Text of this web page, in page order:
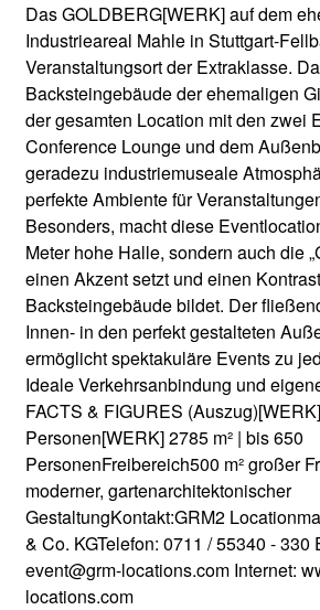
Das GOLDBERG[WERK] auf dem
Industrieareal Mahle in Stuttgart-
Veranstaltungsort der Extraklasse.
Backsteingebäude der ehemaligen
der gesamten Location mit den zwei
Conference Lounge und dem
geradezu industriemuseale
perfekte Ambiente für
Besonders, macht diese
Meter hohe Halle, sondern auch die
einen Akzent setzt und einen
Backsteingebäude bildet. Der
Innen- in den perfekt gestalteten
ermöglicht spektakuläre Events zu
Ideale Verkehrsanbindung und
FACTS & FIGURES
Personen[WERK] 2785 m² | bis 650
PersonenFreibereich500 m² großer
moderner, gartenarchitektonischer
GestaltungKontakt:GRM2
& Co. KGTelefon: 0711 / 55340 - 330
event@grm-locations.com Internet:
locations.com